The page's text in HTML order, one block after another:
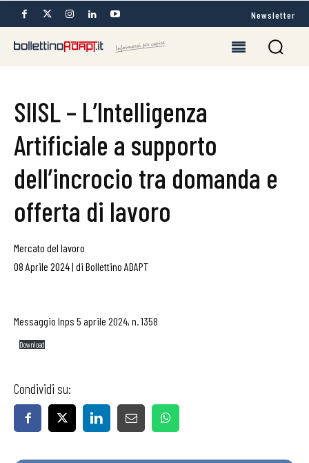
Newsletter
SIISL – L’Intelligenza
Artificiale a supporto
dell’incrocio tra domanda e
offerta di lavoro
Mercato del lavoro
08 Aprile 2024| di Bollettino ADAPT
Messaggio Inps 5 aprile 2024, n. 1358
Download
Condividi su: